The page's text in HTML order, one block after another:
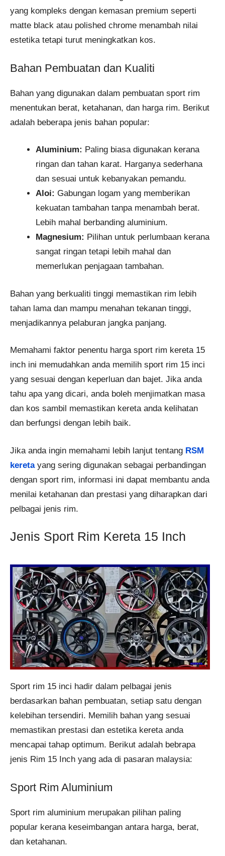
yang kompleks dengan kemasan premium seperti
matte black atau polished chrome menambah nilai
estetika tetapi turut meningkatkan kos.
Bahan Pembuatan dan Kualiti
Bahan yang digunakan dalam pembuatan sport rim
menentukan berat, ketahanan, dan harga rim. Berikut
adalah beberapa jenis bahan popular:
Aluminium: Paling biasa digunakan kerana
ringan dan tahan karat. Harganya sederhana
dan sesuai untuk kebanyakan pemandu.
Aloi: Gabungan logam yang memberikan
kekuatan tambahan tanpa menambah berat.
Lebih mahal berbanding aluminium.
Magnesium: Pilihan untuk perlumbaan kerana
sangat ringan tetapi lebih mahal dan
memerlukan penjagaan tambahan.
Bahan yang berkualiti tinggi memastikan rim lebih
tahan lama dan mampu menahan tekanan tinggi,
menjadikannya pelaburan jangka panjang.
Memahami faktor penentu harga sport rim kereta 15
inch ini memudahkan anda memilih sport rim 15 inci
yang sesuai dengan keperluan dan bajet. Jika anda
tahu apa yang dicari, anda boleh menjimatkan masa
dan kos sambil memastikan kereta anda kelihatan
dan berfungsi dengan lebih baik.
Jika anda ingin memahami lebih lanjut tentang RSM
keretayang sering digunakan sebagai perbandingan
dengan sport rim, informasi ini dapat membantu anda
menilai ketahanan dan prestasi yang diharapkan dari
pelbagai jenis rim.
Jenis Sport Rim Kereta 15 Inch
Sport rim 15 inci hadir dalam pelbagai jenis
berdasarkan bahan pembuatan, setiap satu dengan
kelebihan tersendiri. Memilih bahan yang sesuai
memastikan prestasi dan estetika kereta anda
mencapai tahap optimum. Berikut adalah bebrapa
jenis Rim 15 Inch yang ada di pasaran malaysia:
Sport Rim Aluminium
Sport rim aluminium merupakan pilihan paling
popular kerana keseimbangan antara harga, berat,
dan ketahanan.